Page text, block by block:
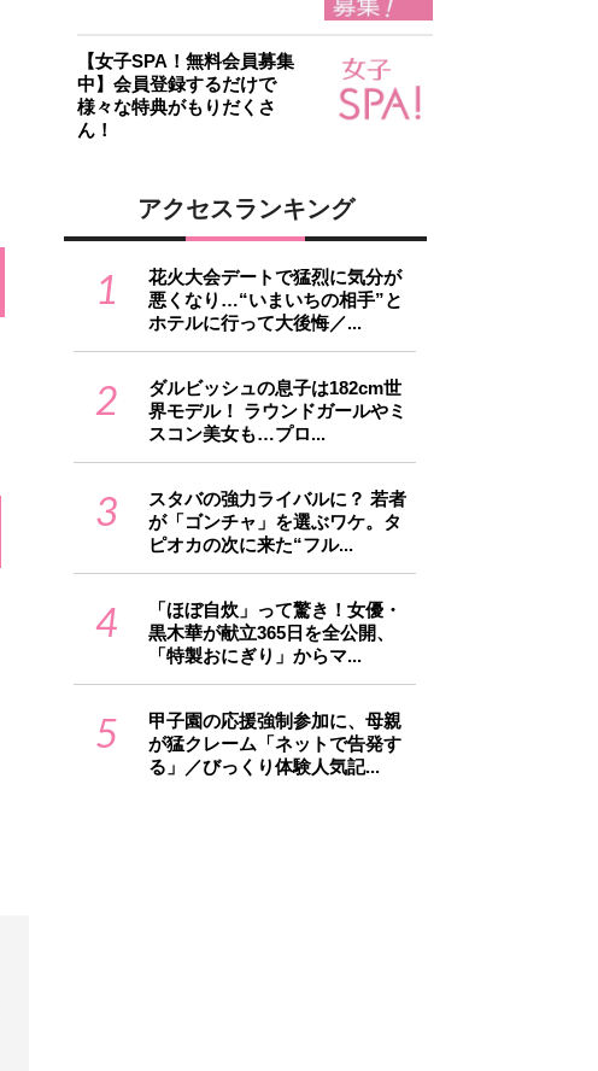
【女子SPA！無料会員募集
中】会員登録するだけで
様々な特典がもりだくさ
ん！
アクセスランキング
1
花火大会デートで猛烈に気分が
悪くなり…“いまいちの相手”と
ホテルに行って大後悔／...
2
ダルビッシュの息子は182cm世
界モデル！ ラウンドガールやミ
スコン美女も…プロ...
3
スタバの強力ライバルに？ 若者
が「ゴンチャ」を選ぶワケ。タ
ピオカの次に来た“フル...
4
「ほぼ自炊」って驚き！女優・
黒木華が献立365日を全公開、
「特製おにぎり」からマ...
5
甲子園の応援強制参加に、母親
が猛クレーム「ネットで告発す
る」／びっくり体験人気記...